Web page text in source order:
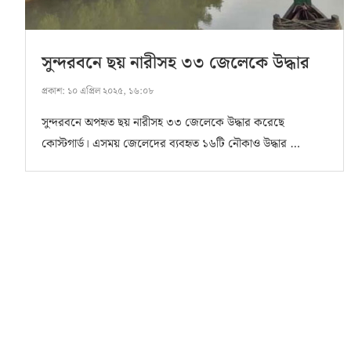
সুন্দরবনে ছয় নারীসহ ৩৩ জেলেকে উদ্ধার
প্রকাশ: ১০ এপ্রিল ২০২৫, ১৬:০৮
সুন্দরবনে অপহৃত ছয় নারীসহ ৩৩ জেলেকে উদ্ধার করেছে
কোস্টগার্ড। এসময় জেলেদের ব্যবহৃত ১৬টি নৌকাও উদ্ধার …